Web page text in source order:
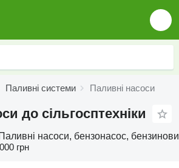
Паливні системи Паливні насоси
до сільгосптехніки
Паливні насоси, бензонасос,
грн